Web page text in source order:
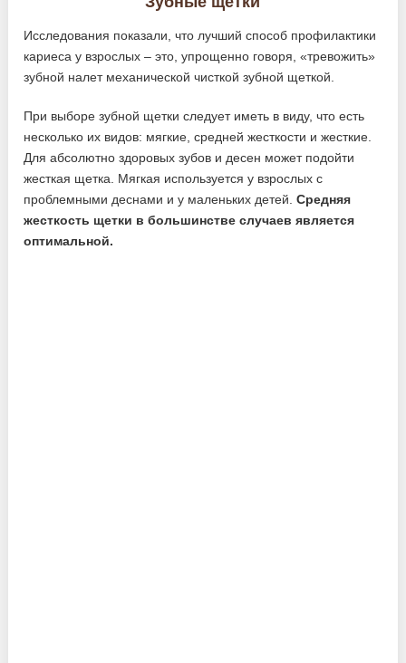
Исследования показали, что лучший способ профилактики
кариеса у взрослых – это, упрощенно говоря, «тревожить»
зубной налет механической чисткой зубной щеткой.
При выборе зубной щетки следует иметь в виду, что есть
несколько их видов: мягкие, средней жесткости и жесткие.
Для абсолютно здоровых зубов и десен может подойти
жесткая щетка. Мягкая используется у взрослых с
проблемными деснами и у маленьких детей.Средняя
жесткость щетки в большинстве случаев является
оптимальной.